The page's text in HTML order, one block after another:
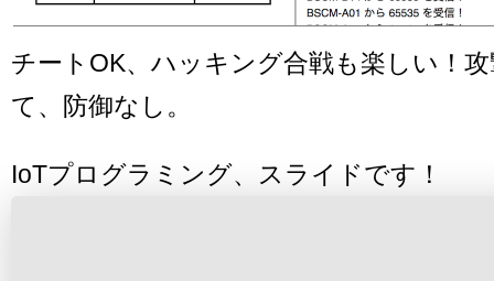
チートOK、ハッキング合戦も楽しい！
て、防御なし。
IoTプログラミング、スライドです！